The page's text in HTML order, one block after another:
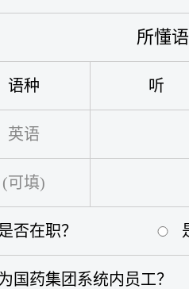
所懂
语种 听
否在职？
国药集团系统内员工？